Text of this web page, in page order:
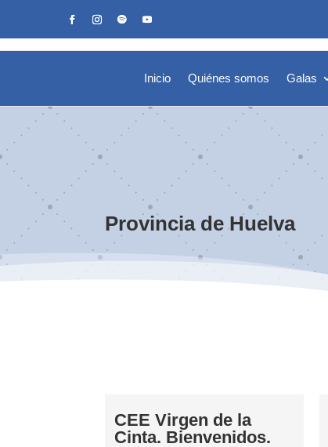
Inicio Quiénes somos Galas
Provincia de Huelva
CEE Virgen de la
Cinta. Bienvenidos.